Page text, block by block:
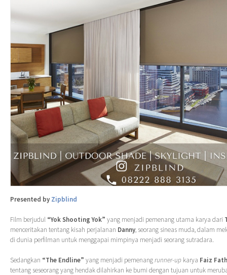
Presented by Zipblind
Film berjudul “Yok Shooting Yok” yang menjadi pemenang utama karya dari
menceritakan tentang kisah perjalanan Danny, seorang sineas muda, dalam
di dunia perfilman untuk menggapai mimpinya menjadi seorang sutradara.
Sedangkan “The Endline” yang menjadi pemenangrunner-up karya Faiz
tentang seseorang yang hendak dilahirkan ke bumi dengan tujuan untuk